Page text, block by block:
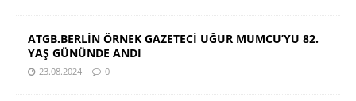
ATGB.BERLİN ÖRNEK GAZETECİ UĞUR MUMCU’YU 82.
YAŞ GÜNÜNDE ANDI
23.08.2024 0